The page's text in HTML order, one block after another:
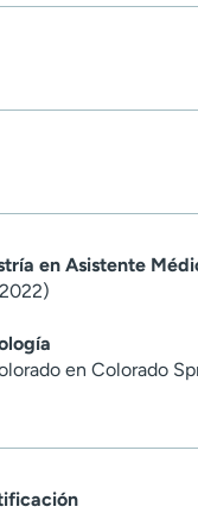
en Asistente
en Colorado